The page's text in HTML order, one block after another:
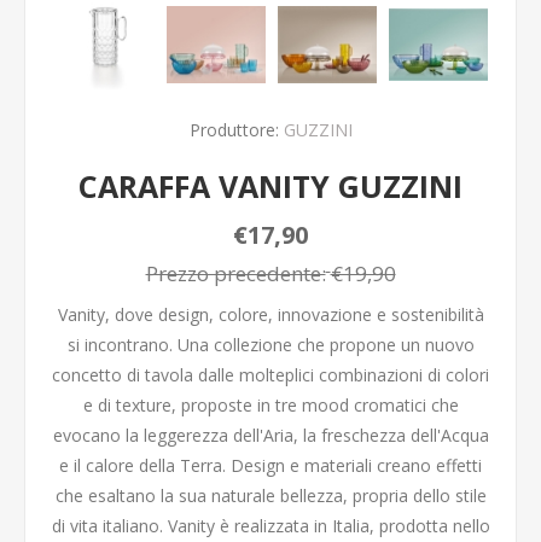
Produttore: GUZZINI
CARAFFA VANITY GUZZINI
€17,90
Prezzo precedente:€19,90
Vanity, dove design, colore, innovazione e sostenibilità
si incontrano. Una collezione che propone un nuovo
concetto di tavola dalle molteplici combinazioni di colori
e di texture, proposte in tre mood cromatici che
evocano la leggerezza dell'Aria, la freschezza dell'Acqua
e il calore della Terra. Design e materiali creano effetti
che esaltano la sua naturale bellezza, propria dello stile
di vita italiano. Vanity è realizzata in Italia, prodotta nello